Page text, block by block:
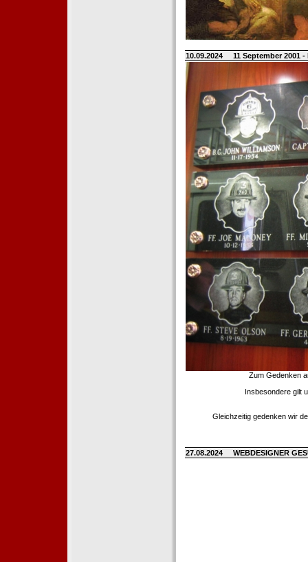
10.09.2024 11 September 2001
Zum Gedenken
Insbesondere gilt
Gleichzeitig gedenken wir
27.08.2024 WEBDESIGNER